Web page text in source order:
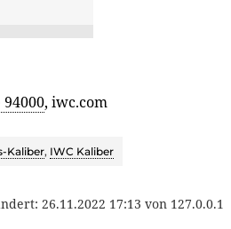
, iwc.com
Kaliber, IWC Kaliber
26.11.2022 17:13 von 127.0.0.1